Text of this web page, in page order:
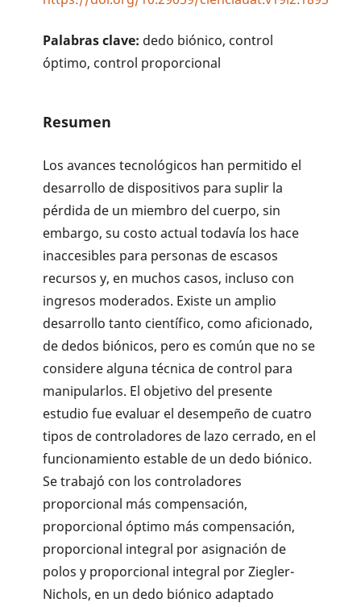
Palabras clave: dedo biónico, control
óptimo, control proporcional
Resumen
Los avances tecnológicos han permitido el
desarrollo de dispositivos para suplir la
pérdida de un miembro del cuerpo, sin
embargo, su costo actual todavía los hace
inaccesibles para personas de escasos
recursos y, en muchos casos, incluso con
ingresos moderados. Existe un amplio
desarrollo tanto científico, como aficionado,
de dedos biónicos, pero es común que no se
considere alguna técnica de control para
manipularlos. El objetivo del presente
estudio fue evaluar el desempeño de cuatro
tipos de controladores de lazo cerrado, en el
funcionamiento estable de un dedo biónico.
Se trabajó con los controladores
proporcional más compensación,
proporcional óptimo más compensación,
proporcional integral por asignación de
polos y proporcional integral por Ziegler-
Nichols, en un dedo biónico adaptado